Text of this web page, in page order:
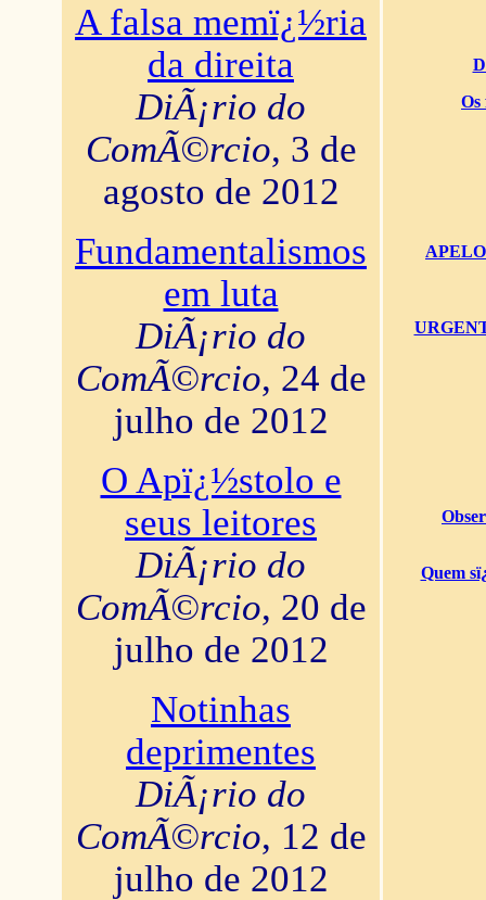
A falsa memï¿½ria
da direita
DiÃ¡rio do
ComÃ©rcio, 3 de
agosto de 2012
Fundamentalismos
em luta
DiÃ¡rio do
ComÃ©rcio, 24 de
julho de 2012
O Apï¿½stolo e
seus leitores
DiÃ¡rio do
ComÃ©rcio, 20 de
julho de 2012
Notinhas
deprimentes
DiÃ¡rio do
ComÃ©rcio, 12 de
julho de 2012
Os
Quem